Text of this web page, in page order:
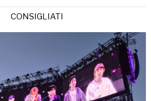
CONSIGLIATI